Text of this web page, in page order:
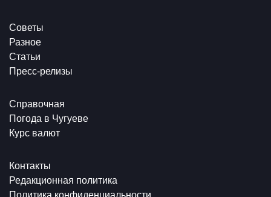
Советы
Разное
Статьи
Пресс-релизы
Справочная
Погода в Чугуеве
Курс валют
Контакты
Редакционная политика